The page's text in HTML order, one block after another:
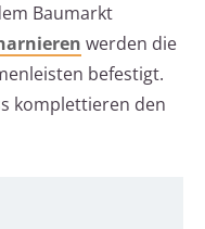
Baumarkt
werden die
befestigt.
komplettieren den